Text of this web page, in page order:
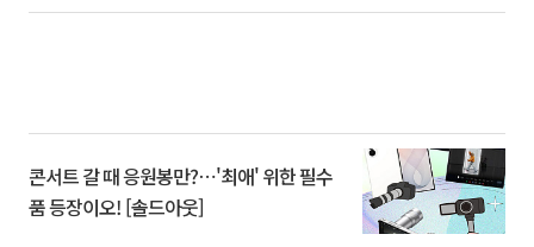
콘서트 갈 때 응원봉만?⋯'최애' 위한 필수
품 등장이오! [솔드아웃]